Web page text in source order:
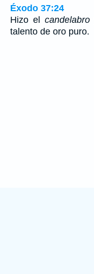
Éxodo 37:24
Hizo elcandelabro
talento de oro puro.